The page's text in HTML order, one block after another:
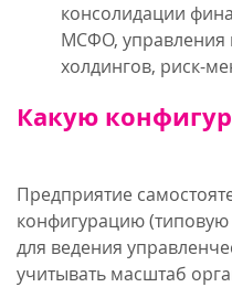
консолидации
МСФО, управления
холдингов, риск-
Какую
Предприятие
конфигурацию
для ведения
учитывать масштаб